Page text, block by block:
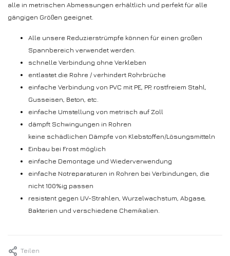
alle in metrischen Abmessungen erhältlich und perfekt für alle
gängigen Größen geeignet.
Alle unsere Reduzierstrümpfe können für einen großen
Spannbereich verwendet werden.
schnelle Verbindung ohne Verkleben
entlastet die Rohre / verhindert Rohrbrüche
einfache Verbindung von PVC mit PE, PP, rostfreiem Stahl,
Gusseisen, Beton, etc.
einfache Umstellung von metrisch auf Zoll
dämpft Schwingungen in Rohren
keine schädlichen Dämpfe von Klebstoffen/Lösungsmitteln
Einbau bei Frost möglich
einfache Demontage und Wiederverwendung
einfache Notreparaturen in Rohren bei Verbindungen, die
nicht 100%ig passen
resistent gegen UV-Strahlen, Wurzelwachstum, Abgase,
Bakterien und verschiedene Chemikalien.
Teilen